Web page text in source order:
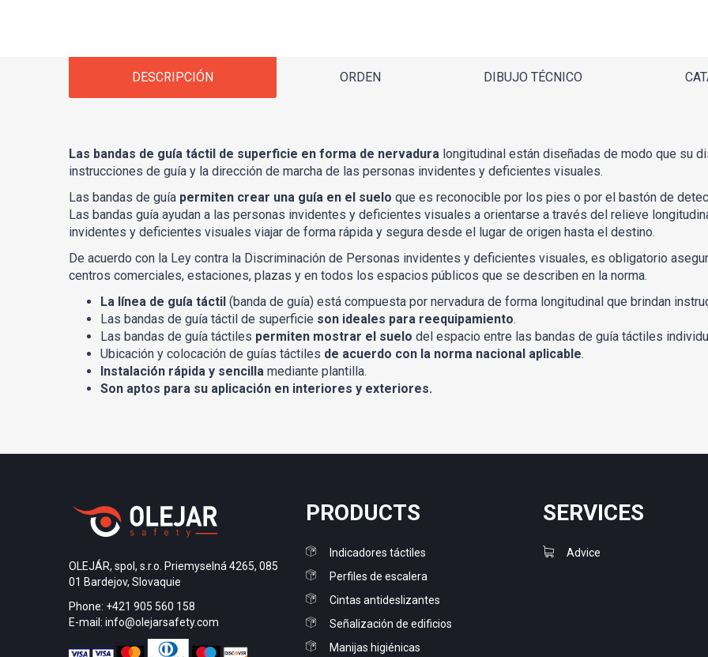
DESCRIPCIÓN ORDEN DIBUJO TÉCNICO
Las bandas de guía táctil de superficie en forma de nervadura longitudinal están diseñadas de modo que su
instrucciones de guía y la dirección de marcha de las personas invidentes y deficientes visuales.
Las bandas de guía permiten crear una guía en el suelo que es reconocible por los pies o por el bastón de
Las bandas guía ayudan a las personas invidentes y deficientes visuales a orientarse a través del relieve
invidentes y deficientes visuales viajar de forma rápida y segura desde el lugar de origen hasta el destino.
De acuerdo con la Ley contra la Discriminación de Personas invidentes y deficientes visuales, es obligatorio
centros comerciales, estaciones, plazas y en todos los espacios públicos que se describen en la norma.
La línea de guía táctil (banda de guía) está compuesta por nervadura de forma longitudinal que brindan
Las bandas de guía táctil de superficie son ideales para reequipamiento.
Las bandas de guía táctiles permiten mostrar el suelo del espacio entre las bandas de guía táctiles
Ubicación y colocación de guías táctiles de acuerdo con la norma nacional aplicable.
Instalación rápida y sencilla mediante plantilla.
Son aptos para su aplicación en interiores y exteriores.
OLEJÁR, spol, s.r.o. Priemyselná 4265, 085
01 Bardejov, Slovaquie
Phone: +421 905 560 158
E-mail: info@olejarsafety.com
PRODUCTS
Indicadores táctiles
Perfiles de escalera
Cintas antideslizantes
Señalización de edificios
Manijas higiénicas
SERVICES
Advice